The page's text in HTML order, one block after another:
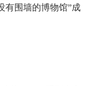
有围墙的博物馆”成